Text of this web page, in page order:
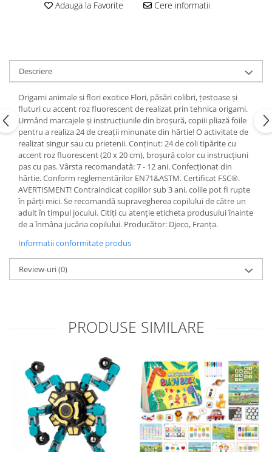
Adauga la Favorite Cere informatii
Descriere
Origami animale si flori exotice Flori, păsări colibri, țestoase și
fluturi cu accent roz fluorescent de realizat prin tehnica origami.
Urmând marcajele și instrucțiunile din broșură, copiii pliază foile
pentru a realiza 24 de creații minunate din hârtie! O activitate de
realizat singur sau cu prietenii. Conținut: 24 de coli tipărite cu
accent roz fluorescent (20 x 20 cm), broșură color cu instrucțiuni
pas cu pas. Vârsta recomandată: 7 - 12 ani. Confecționat din
hârtie. Conform reglementărilor EN71&ASTM. Certificat FSC®.
AVERTISMENT! Contraindicat copiilor sub 3 ani, colile pot fi rupte
în părți mici. Se recomandă supravegherea copilului de către un
adult în timpul jocului. Citiți cu atenție eticheta produsului înainte
de a înmâna jucăria copilului. Producător: Djeco, Franţa.
Informatii conformitate produs
Review-uri(0)
PRODUSE SIMILARE